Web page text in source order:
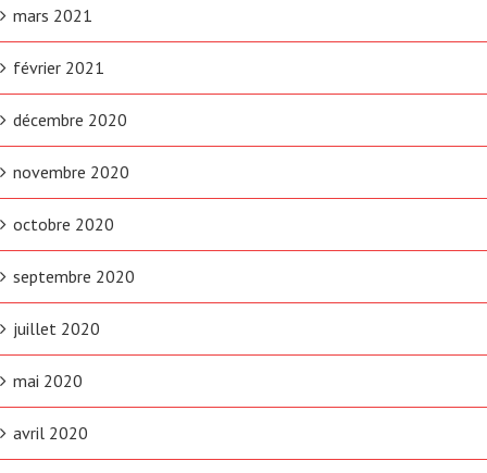
mars 2021
février 2021
décembre 2020
novembre 2020
octobre 2020
septembre 2020
juillet 2020
mai 2020
avril 2020